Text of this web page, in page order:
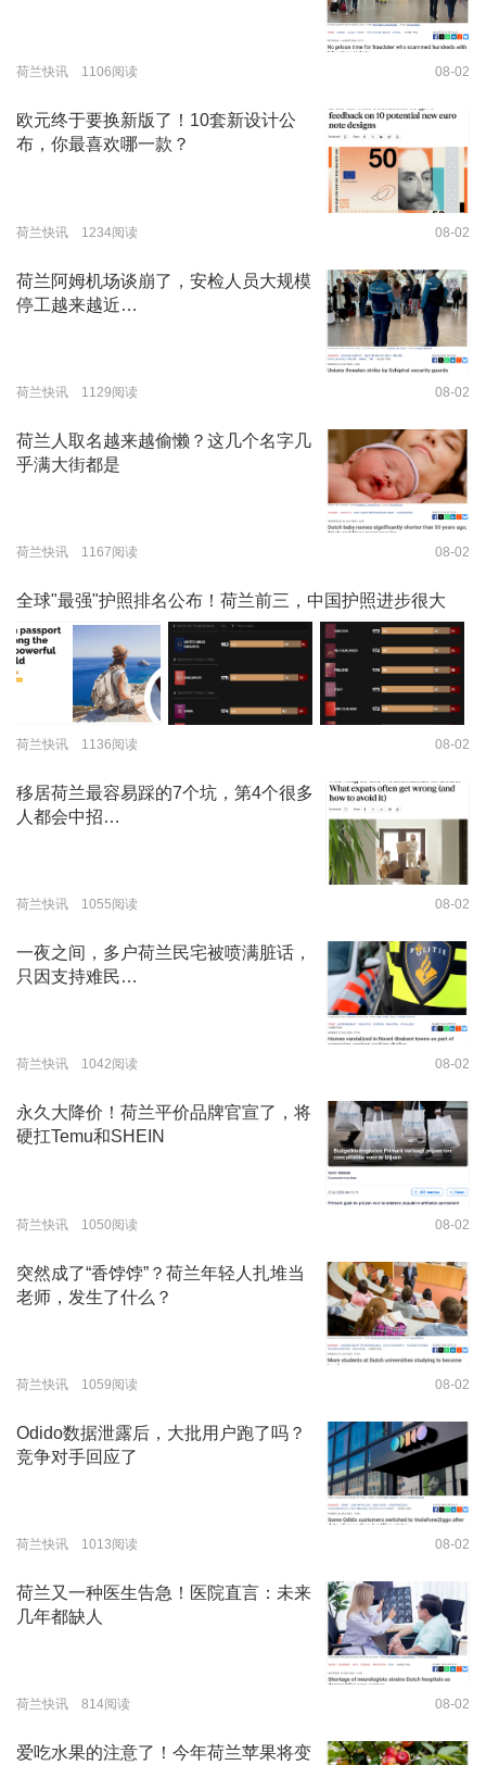
荷兰快讯 1106阅读 08-02
欧元终于要换新版了！10套新设计公
布，你最喜欢哪一款？
荷兰快讯 1234阅读 08-02
荷兰阿姆机场谈崩了，安检人员大规模
停工越来越近…
荷兰快讯 1129阅读 08-02
荷兰人取名越来越偷懒？这几个名字几
乎满大街都是
荷兰快讯 1167阅读 08-02
全球"最强"护照排名公布！荷兰前三，中国护照进步很大
荷兰快讯 1136阅读 08-02
移居荷兰最容易踩的7个坑，第4个很多
人都会中招…
荷兰快讯 1055阅读 08-02
一夜之间，多户荷兰民宅被喷满脏话，
只因支持难民…
荷兰快讯 1042阅读 08-02
永久大降价！荷兰平价品牌官宣了，将
硬扛Temu和SHEIN
荷兰快讯 1050阅读 08-02
突然成了“香饽饽”？荷兰年轻人扎堆当
老师，发生了什么？
荷兰快讯 1059阅读 08-02
Odido数据泄露后，大批用户跑了吗？
竞争对手回应了
荷兰快讯 1013阅读 08-02
荷兰又一种医生告急！医院直言：未来
几年都缺人
荷兰快讯 814阅读 08-02
爱吃水果的注意了！今年荷兰苹果将变